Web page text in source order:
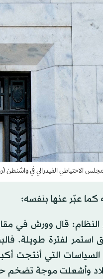
الاحتياطي الفيدرالي في واشنطن
كما عبّر عنها بنفسه:
السياسات التي أنتجت
وأشعلت موجة تضخم